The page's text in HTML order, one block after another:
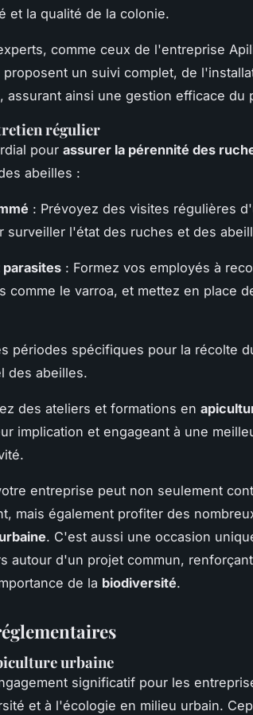
et la qualité de la colonie.
comme ceux de l'entreprise
un suivi complet, de
assurant ainsi une gestion efficace du
régulier
pour assurer la pérennité des
abeilles :
: Prévoyez des visites régulières
surveiller l'état des ruches et des
parasites : Formez vos employés à
comme le varroa, et mettez en place
périodes spécifiques pour la récolte
des abeilles.
des ateliers et formations en
implication et engageant à une
entreprise peut non seulement
mais également profiter des
. C'est aussi une occasion
autour d'un projet commun,
de la biodiversité.
urbaine
significatif pour les
et à l'écologie en milieu urbain.